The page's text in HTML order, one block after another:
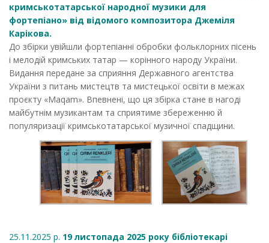
кримськотатарської народної музики для
фортепіано» від відомого композитора Джеміля
Карікова.
До збірки увійшли фортепіанні обробки фольклорних пісень
і мелодій кримських татар — корінного народу України.
Видання передане за сприяння Державного агентства
України з питань мистецтв та мистецької освіти в межах
проєкту «Maqam». Впевнені, що ця збірка стане в нагоді
майбутнім музикантам та сприятиме збереженню й
популяризації кримськотатарської музичної спадщини.
25.11.2025 р. 19 листопада 2025 року бібліотекарі